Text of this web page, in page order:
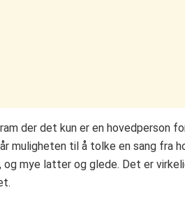
der det kun er en hovedperson
muligheten til å tolke en sang fra
og mye latter og glede. Det er